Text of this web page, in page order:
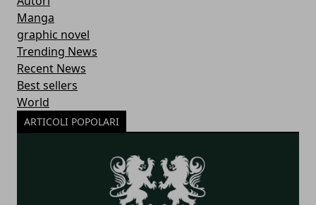
Manga
graphic novel
Trending News
Recent News
Best sellers
World
ARTICOLI POPOLARI